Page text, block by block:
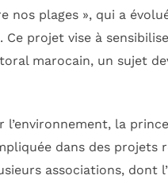
nos plages », qui a
. Ce projet vise à
marocain, un sujet
la
dans des projets
associations, dont l’